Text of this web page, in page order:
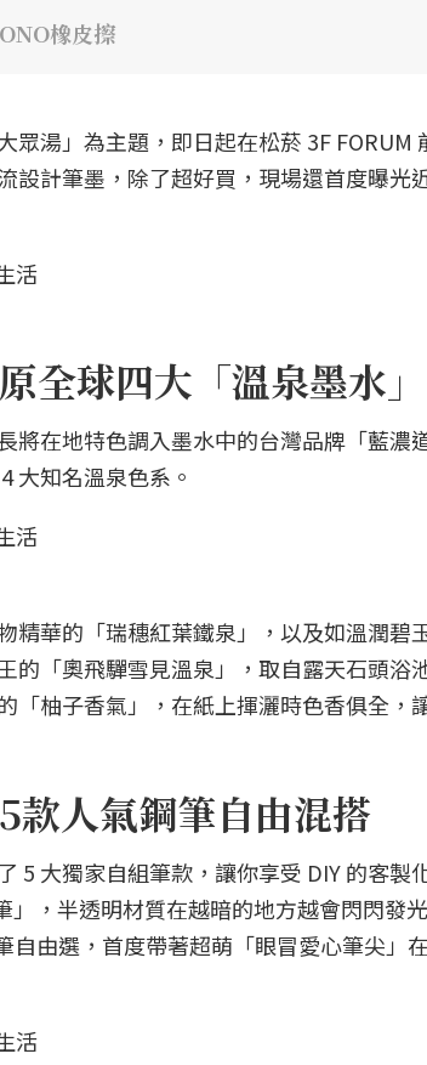
橡皮擦
湯」為主題，即日起在松菸 3F FORUM
計筆墨，除了超好買，現場還首度曝光
全球四大「溫泉墨水」
將在地特色調入墨水中的台灣品牌「藍濃
大知名溫泉色系。
精華的「瑞穗紅葉鐵泉」，以及如溫潤碧
的「奧飛驒雪見溫泉」，取自露天石頭浴
「柚子香氣」，在紙上揮灑時色香俱全，
款人氣鋼筆自由混搭
5 大獨家自組筆款，讓你享受 DIY 的客製
，半透明材質在越暗的地方越會閃閃發
自由選，首度帶著超萌「眼冒愛心筆尖」